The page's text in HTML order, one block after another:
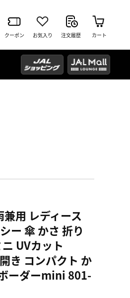
クーポン お気入り 注文履歴 カート
用 レディース
ー 傘 かさ 折り
UVカット
き コンパクト か
ーダーmini 801-